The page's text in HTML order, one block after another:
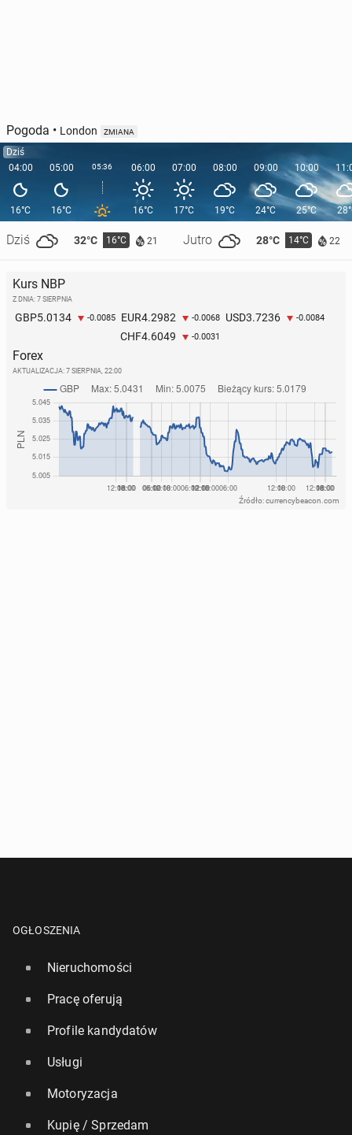
Pogoda • London ZMIANA
Dziś
04:00
16°C
Dziś 32°C 16°C 21 Jutro 28°C 14°C 22
05:00
16°C
05:36 06:00
16°C
07:00
17°C
08:00
19°C
09:00
24°C
10:00
25°C
Kurs NBP
Z DNIA: 7 SIERPNIA
GBP5.0134 -0.0085 EUR4.2982 -0.0068 USD3.7236 -0.0084
CHF4.6049 -0.0031
Forex
AKTUALIZACJA: 7 SIERPNIA, 22:00
Źródło: currencybeacon.com
OGŁOSZENIA
Nieruchomości
Pracę oferują
Profile kandydatów
Usługi
Motoryzacja
Kupię / Sprzedam